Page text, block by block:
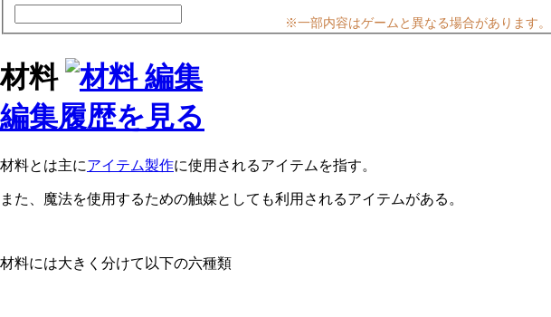
※一部内容はゲームと異なる場合があります
材料
編集履歴を見る
材料とは主にアイテム製作に使用されるアイテムを指す。
また、魔法を使用するための触媒としても利用されるアイテムがある。
材料には大きく分けて以下の六種類